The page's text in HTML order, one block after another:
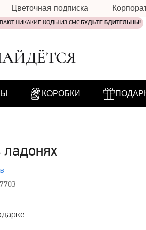
Цветочная подписка
НИКАКИЕ КОДЫ ИЗ СМС! БУДЬТЕ БДИТЕЛЬНЫ!
КОРОБКИ
ладонях